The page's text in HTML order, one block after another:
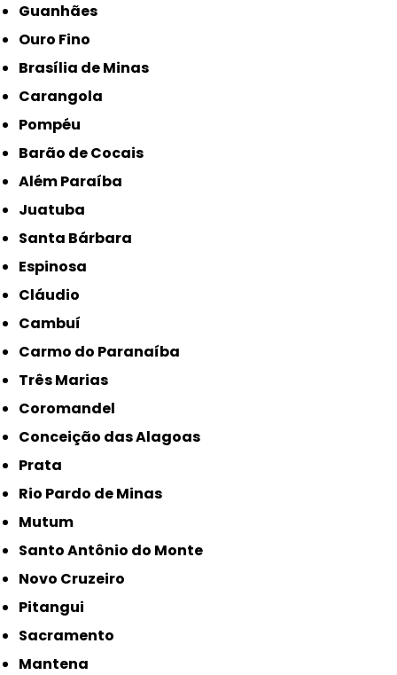
Guanhães
Ouro Fino
Brasília de Minas
Carangola
Pompéu
Barão de Cocais
Além Paraíba
Juatuba
Santa Bárbara
Espinosa
Cláudio
Cambuí
Carmo do Paranaíba
Três Marias
Coromandel
Conceição das Alagoas
Prata
Rio Pardo de Minas
Mutum
Santo Antônio do Monte
Novo Cruzeiro
Pitangui
Sacramento
Mantena